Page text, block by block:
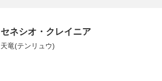
セネシオ・クレイニア
天竜(テンリュウ)